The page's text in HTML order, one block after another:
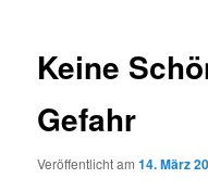
Keine
Gefahr
Veröffentlicht am14. März